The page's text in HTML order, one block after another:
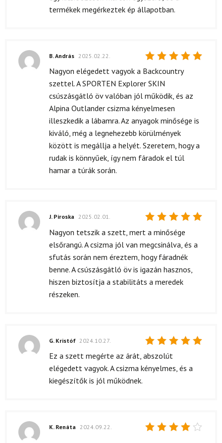
termékek megérkeztek ép állapotban.
Értékelés:
B. András 2025.02.22.
Nagyon elégedett vagyok a Backcountry
szettel. A SPORTEN Explorer SKIN
csúszásgátló öv valóban jól működik, és az
Alpina Outlander csizma kényelmesen
illeszkedik a lábamra. Az anyagok minősége is
kiváló, még a legnehezebb körülmények
között is megállja a helyét. Szeretem, hogy a
rudak is könnyűek, így nem fáradok el túl
hamar a túrák során.
Értékelés:
/ 5
J. Piroska 2025.02.01.
Nagyon tetszik a szett, mert a minősége
elsőrangú. A csizma jól van megcsinálva, és a
sfutás során nem éreztem, hogy fáradnék
benne. A csúszásgátló öv is igazán hasznos,
hiszen biztosítja a stabilitáts a meredek
részeken.
Értékelés:
G. Kristóf 2024.10.27.
Ez a szett megérte az árát, abszolút
elégedett vagyok. A csizma kényelmes, és a
kiegészítők is jól működnek.
K. Renáta 2024.09.22.